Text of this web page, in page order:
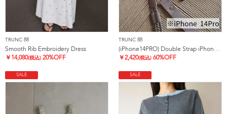
TRUNC 88
Smooth Rib Embroidery Dress
￥ 14,080(税込) 20%OFF
TRUNC 88
(iPhone14PRO) Double Strap iPhone Case
￥2,420(税込) 60%OFF
SALE SALE